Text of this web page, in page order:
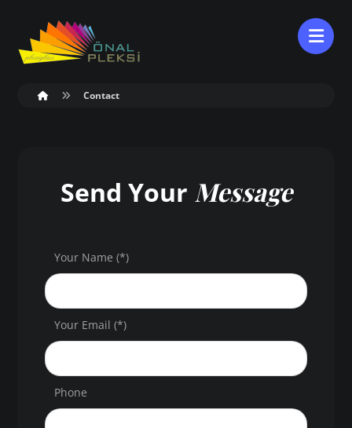
Contact
Send Your Message
Your Name (*)
Your Email (*)
Phone